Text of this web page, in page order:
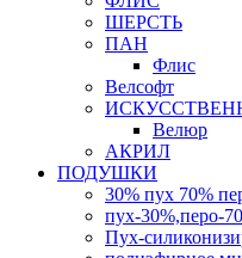
ШЕРСТЬ
ПАН
Флис
Велсофт
Велюр
АКРИЛ
ПОДУШКИ
30% пух 70%
пух-30%,перо-
Пух-